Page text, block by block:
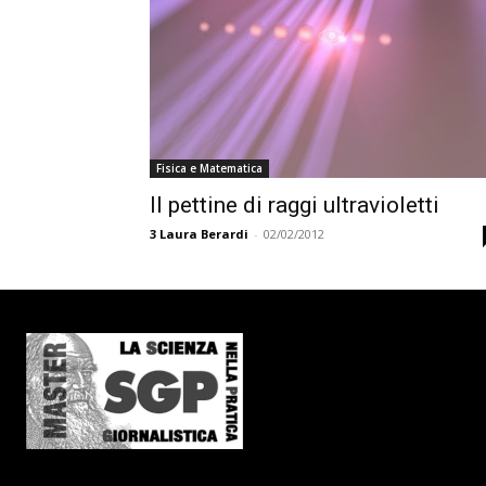
Fisica e Matematica
Il pettine di raggi ultravioletti
3 Laura Berardi - 02/02/2012